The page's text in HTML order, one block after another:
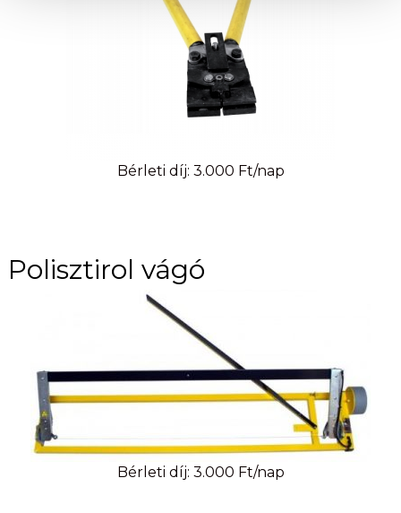
Bérleti díj: 3.000 Ft/nap
Polisztirol vágó
Bérleti díj: 3.000 Ft/nap